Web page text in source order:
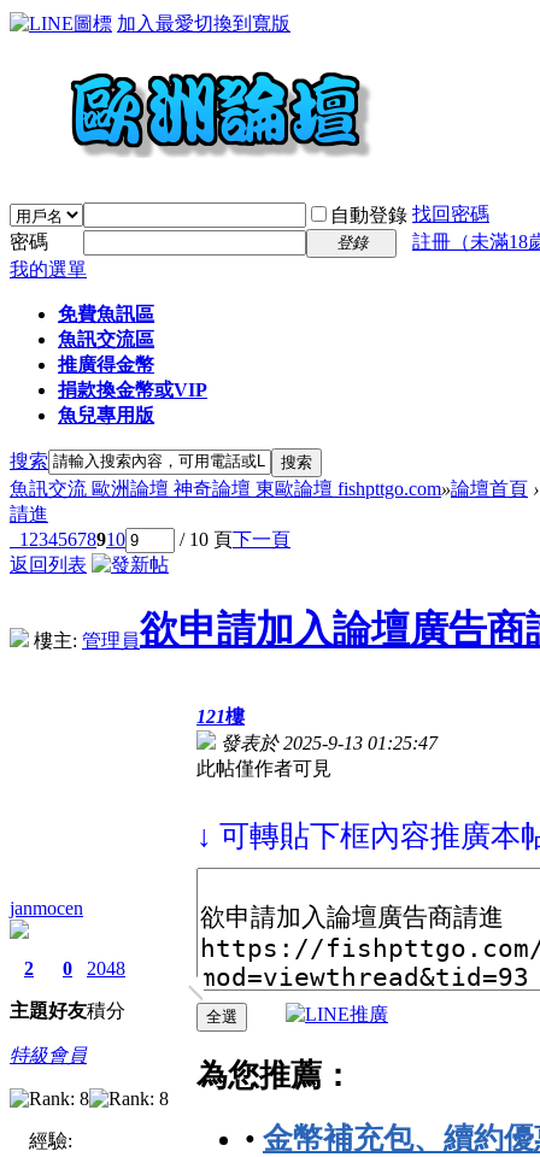
加入最愛切換到寬版
自動登錄 找回密碼
密碼
登錄
註冊（未滿18
我的選單
免費魚訊區
魚訊交流區
推廣得金幣
捐款換金幣或VIP
魚兒專用版
搜索 搜索
魚訊交流 歐洲論壇 神奇論壇 東歐論壇 fishpttgo.com»論壇首頁 ›
請進
1 2345678910 / 10 頁下一頁
返回列表
樓主: 管理員欲申請加入論壇廣告商
janmocen
2
主題
0
好友
2048
積分
特級會員
經驗:
121樓
發表於 2025-9-13 01:25:47
此帖僅作者可見
↓ 可轉貼下框內容推廣本
為您推薦：
• 金幣補充包、續約